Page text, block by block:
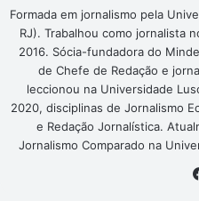
Formada em jornalismo pela
RJ). Trabalhou como jornalista
2016. Sócia-fundadora do
de Chefe de Redação e
leccionou na Universidade
2020, disciplinas de Jornalismo
e Redação Jornalística.
Jornalismo Comparado na